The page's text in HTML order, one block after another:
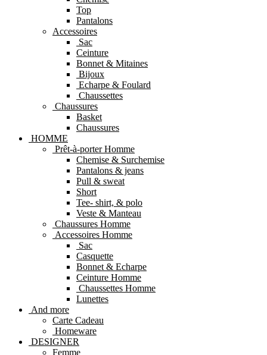
Top
Pantalons
Accessoires
Sac
Ceinture
Bonnet & Mitaines
Bijoux
Echarpe & Foulard
Chaussettes
Chaussures
Basket
Chaussures
HOMME
Prêt-à-porter Homme
Chemise & Surchemise
Pantalons & jeans
Pull & sweat
Short
Tee- shirt, & polo
Veste & Manteau
Chaussures Homme
Accessoires Homme
Sac
Casquette
Bonnet & Echarpe
Ceinture Homme
Chaussettes Homme
Lunettes
And more
Carte Cadeau
Homeware
DESIGNER
Femme